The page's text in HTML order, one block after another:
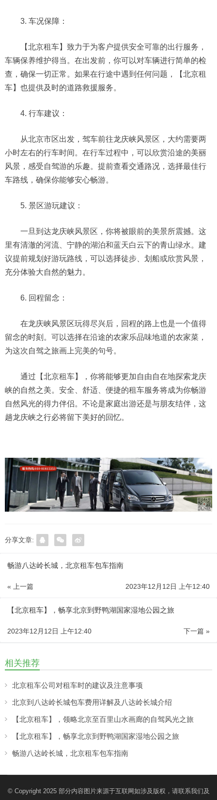
3. 车况保障：
【北京租车】致力于为客户提供安全可靠的出行服务，
车辆保养维护得当。在出发前，你可以对车辆进行简单的检
查，确保一切正常。如果在行途中遇到任何问题，【北京租
车】也提供及时的道路救援服务。
4. 行车建议：
从北京市区出发，驾车前往龙庆峡风景区，大约需要两
小时左右的行车时间。在行车过程中，可以欣赏沿途的美丽
风景，感受自驾游的乐趣。提前查看交通路况，选择最佳行
车路线，确保你能够安心畅游。
5. 景区游玩建议：
一旦到达龙庆峡风景区，你将被眼前的美景所震撼。这
里有清澈的河流、宁静的湖泊和蓝天白云下的青山绿水。建
议提前规划好游玩路线，可以选择徒步、划船或欣赏风景，
充分体验大自然的魅力。
6. 回程留念：
在龙庆峡风景区玩得尽兴后，回程的路上也是一个值得
留念的时刻。可以选择在沿途的农家乐品味地道的农家菜，
为这次自驾之旅画上完美的句号。
通过【北京租车】，你将能够更加自由自在地探索龙庆
峡的自然之美。安全、舒适、便捷的租车服务将成为你畅游
自然风光的得力伴侣。不论是家庭出游还是与朋友结伴，这
趟龙庆峡之行必将留下美好的回忆。
分享文章:
畅游八达岭长城，北京租车包车指南
« 上一篇 2023年12月12日 上午12:40
【北京租车】，畅享北京到野鸭湖国家湿地公园之旅
下一篇 »
2023年12月12日 上午12:40
相关推荐
北京租车公司对租车时的建议及注意事项
北京到八达岭长城包车费用详解及八达岭长城介绍
【北京租车】，领略北京至百里山水画廊的自驾风光之旅
【北京租车】，畅享北京到野鸭湖国家湿地公园之旅
畅游八达岭长城，北京租车包车指南
© Copyright 2025 部分内容图片来源于互联网如涉及版权，请联系我们及